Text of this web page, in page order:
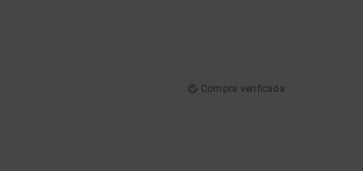
Compra verificada